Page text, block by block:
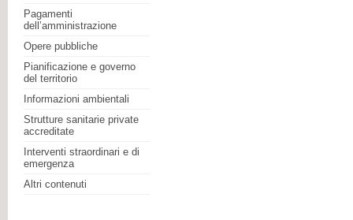
Pagamenti
dell’amministrazione
Opere pubbliche
Pianificazione e governo
del territorio
Informazioni ambientali
Strutture sanitarie private
accreditate
Interventi straordinari e di
emergenza
Altri contenuti